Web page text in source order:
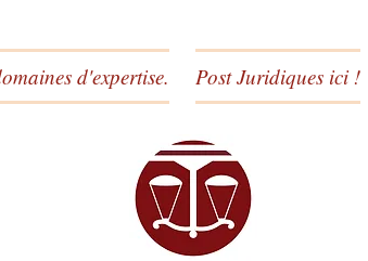
d'expertise. Post Juridiques ici !